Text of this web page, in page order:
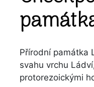
Přírodní památka
svahu vrchu
protorezoickými